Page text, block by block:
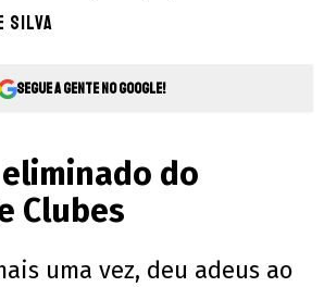
Silva
Segue a gente no Google!
do
Clubes
uma vez, deu adeus ao